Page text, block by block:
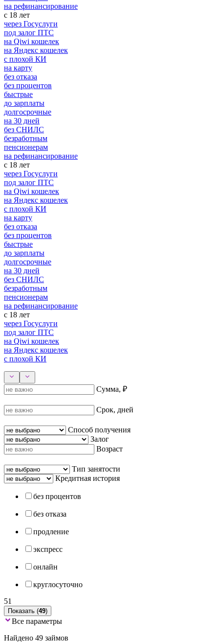
на рефинансирование
с 18 лет
через Госуслуги
под залог ПТС
на Qiwi кошелек
на Яндекс кошелек
с плохой КИ
на карту
без отказа
без процентов
быстрые
до зарплаты
долгосрочные
на 30 дней
без СНИЛС
безработным
пенсионерам
на рефинансирование
с 18 лет
через Госуслуги
под залог ПТС
на Qiwi кошелек
на Яндекс кошелек
с плохой КИ
на карту
без отказа
без процентов
быстрые
до зарплаты
долгосрочные
на 30 дней
без СНИЛС
безработным
пенсионерам
на рефинансирование
с 18 лет
через Госуслуги
под залог ПТС
на Qiwi кошелек
на Яндекс кошелек
с плохой КИ
Сумма, ₽
Срок, дней
Способ получения
Залог
Возраст
Тип занятости
Кредитная история
без процентов
без отказа
продление
экспресс
онлайн
круглосуточно
51
Показать (49)
Все параметры
Найдено 49 займов